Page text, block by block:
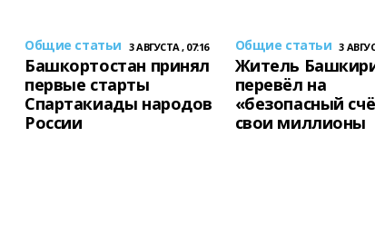
Общие статьи 3 АВГУСТА , 07:16
Башкортостан принял
первые старты
Спартакиады народов
России
Общие статьи 3
Житель
перевёл на
«безопасный
свои миллионы